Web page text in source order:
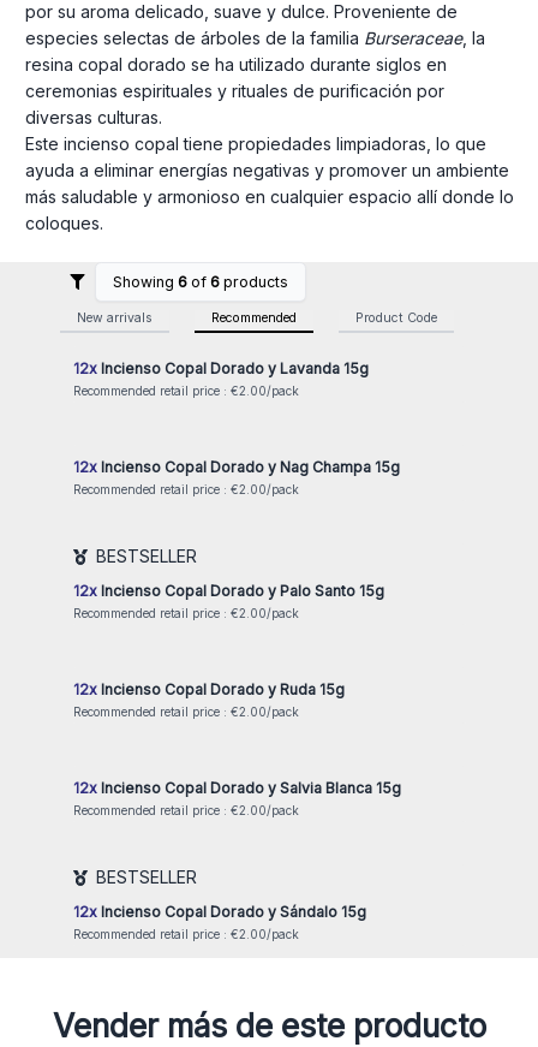
por su aroma delicado, suave y dulce. Proveniente de
especies selectas de árboles de la familia Burseraceae, la
resina copal dorado se ha utilizado durante siglos en
ceremonias espirituales y rituales de purificación por
diversas culturas.
Este incienso copal tiene propiedades limpiadoras, lo que
ayuda a eliminar energías negativas y promover un ambiente
más saludable y armonioso en cualquier espacio allí donde lo
coloques.
g, cada paquete contiene 12 cajas de incienso. Copal
Salvia Blanca, Nag Champa,Lavanda
, Ruda y muchos más.
conocido por su fragancia suave y refrescante, que al
En muchas tradiciones, el Copal Dorado se utiliza para la
meditación, el fortalecimiento espiritual y la protección
Showing6 of6 products
New arrivals Recommended Product Code
Login or Register for Wholesale Prices
12xIncienso Copal Dorado y Lavanda 15g
Recommended retail price : €2.00/pack
12xIncienso Copal Dorado y Nag Champa 15g
Recommended retail price : €2.00/pack
BESTSELLER
12xIncienso Copal Dorado y Palo Santo 15g
Recommended retail price : €2.00/pack
12xIncienso Copal Dorado y Ruda 15g
Recommended retail price : €2.00/pack
12xIncienso Copal Dorado y Salvia Blanca 15g
Recommended retail price : €2.00/pack
BESTSELLER
12xIncienso Copal Dorado y Sándalo 15g
Recommended retail price : €2.00/pack
Vender más de este producto